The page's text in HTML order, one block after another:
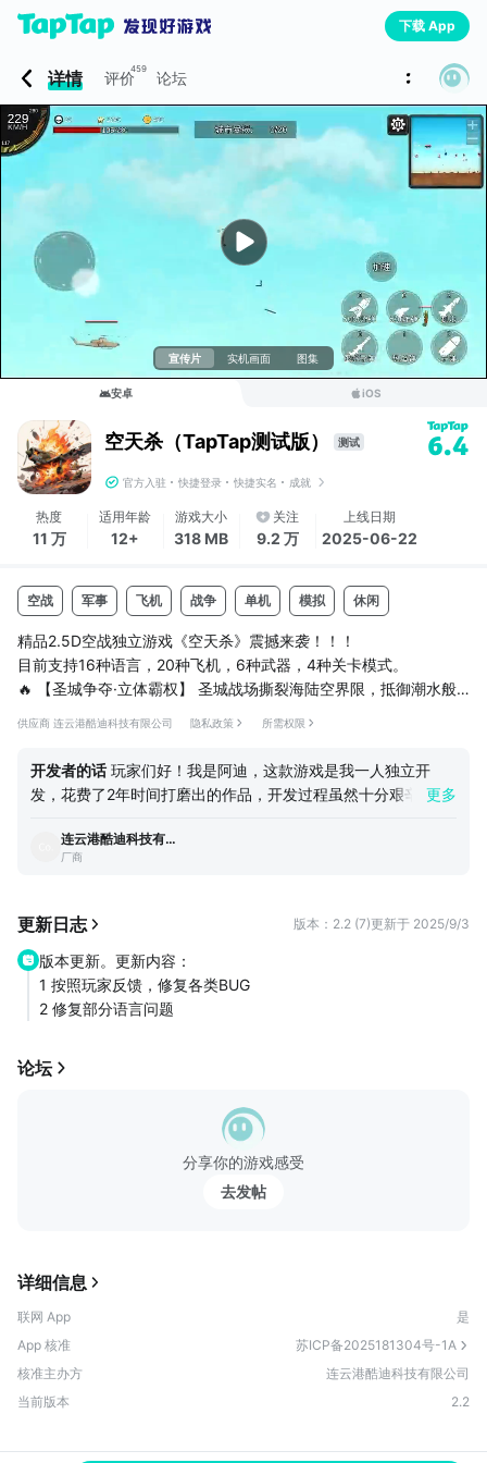
下载 App
详情 评价459 论坛
宣传片 实机画面 图集
安卓 iOS
空天杀（TapTap测试版） 测试 6.4
官方入驻 快捷登录 快捷实名 成就
热度
11 万
适用年龄
12+
游戏大小
318 MB
关注
9.2 万
上线日期
2025-06-22
空战 军事 飞机 战争 单机 模拟 休闲
精品2.5D空战独立游戏《空天杀》震撼来袭！！！
目前支持16种语言，20种飞机，6种武器，4种关卡模式。
🔥 ‌【圣城争夺·立体霸权】‌ 圣城战场撕裂海陆空界限，抵御潮水般
🛸 【决战苍穹·神话终局】‌ 平流层化作诸神陨落之地！
🛰️ 【空天纪元·灰猎犬号】 阻止大BOSS摧毁城市家园！
引擎轰鸣！弹链上膛！ 在《空天杀》的立体绞杀场中，你的尾焰将
化作王权烙印——这里的天空从不记录败者的残骸，只承认强者用
炮火刻下...
供应商 连云港酷迪科技有限公司 隐私政策 所需权限
开发者的话 玩家们好！我是阿迪，这款游戏是我一人独立开
发，花费了2年时间打磨出的作品，开发过程虽然十分艰辛但坚
望，也是梦的开始。游戏内的一点一滴都象征着本人对于极致的
追求。本游戏纯免费不含内购，游戏内虽然存在广告，但是不会
您多多包涵。酷迪科技所秉承的原则是：不让广告影响玩家游戏
体验，也绝不做换皮抄袭的事情。游戏发布之后会收集玩家的各
类反馈，今后会不遗余力地按照玩家真实反馈来修改游戏内容，
尽量快的迭代解决游戏问题，直到游戏修改到完美状态。
更多
连云港酷迪科技有限公司
厂商
更新日志 版本：2.2 (7)更新于 2025/9/3
版本更新。更新内容：
1 按照玩家反馈，修复各类BUG
2 修复部分语言问题
论坛
分享你的游戏感受
去发帖
详细信息
联网 App
是
App 核准
苏ICP备2025181304号-1A
核准主办方
连云港酷迪科技有限公司
当前版本
2.2